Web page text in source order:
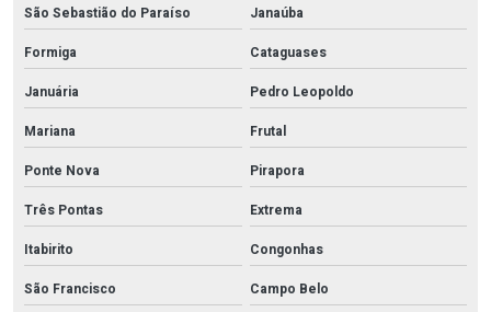
São Sebastião do Paraíso
Janaúba
Formiga
Cataguases
Januária
Pedro Leopoldo
Mariana
Frutal
Ponte Nova
Pirapora
Três Pontas
Extrema
Itabirito
Congonhas
São Francisco
Campo Belo